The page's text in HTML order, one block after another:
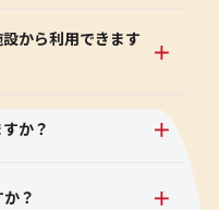
から利用できます
か？
？